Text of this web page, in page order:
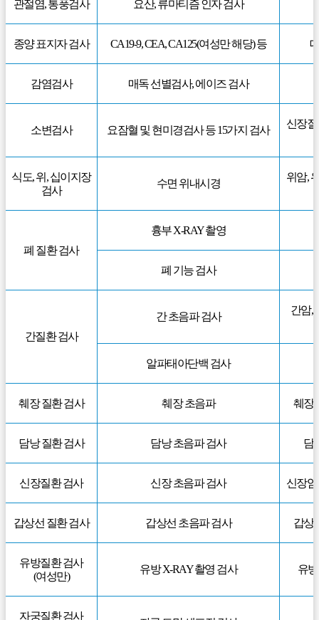
관절염, 통풍검사 요산, 류마티즘 인자 검사
종양 표지자 검사 CA19-9, CEA, CA125(여성만 해당) 등
감염검사 매독 선별검사, 에이즈 검사
소변검사 요잠혈 및 현미경검사 등 15가지 검사
신장질
식도, 위, 십이지장
검사
수면 위내시경
위암,
폐 질환 검사
흉부 X-RAY 촬영
폐 기능 검사
간질환 검사
간 초음파 검사
간암,
알파태아단백 검사
췌장 질환 검사 췌장 초음파 췌장
담낭 질환 검사 담낭 초음파 검사 담
신장질환 검사 신장 초음파 검사 신장암
갑상선 질환 검사 갑상선 초음파 검사 갑상
유방질환 검사
(여성만)
유방 X-RAY 촬영 검사 유
자궁질환 검사